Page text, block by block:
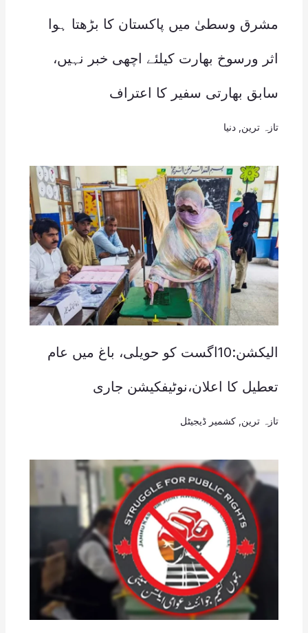
مشرق وسطیٰ میں پاکستان کا بڑھتا ہوا
اثر ورسوخ بھارت کیلئے اچھی خبر نہیں،
سابق بھارتی سفیر کا اعتراف
تازہ ترین دنیا
الیکشن:10اگست کو حویلی، باغ میں عام
تعطیل کا اعلان،نوٹیفکیشن جاری
تازہ ترین کشمیر ڈیجیٹل